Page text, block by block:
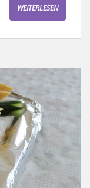
WEITERLESEN